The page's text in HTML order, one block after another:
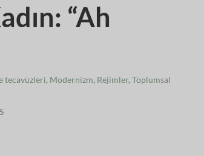
“Ah
tecavüzleri, Modernizm, Rejimler, Toplumsal